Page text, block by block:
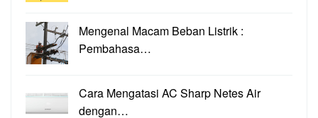
Mengenal Macam Beban Listrik :
Pembahasa…
Cara Mengatasi AC Sharp Netes Air
dengan…